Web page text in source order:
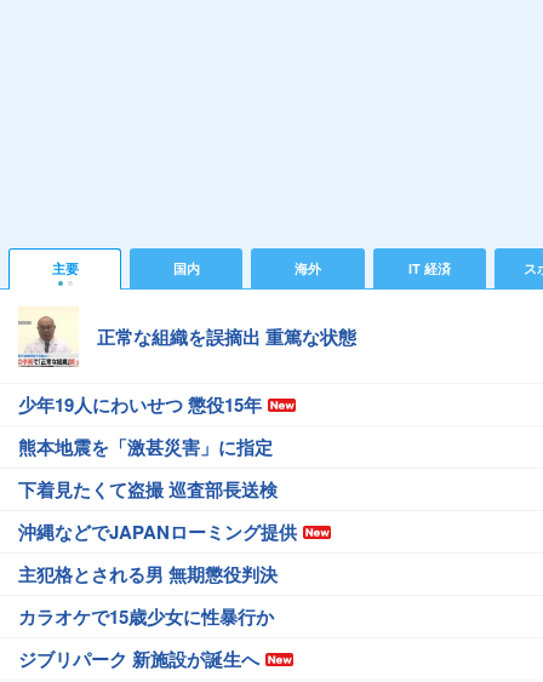
主要 国内 海外 IT 経済 ス
正常な組織を誤摘出 重篤な状態
少年19人にわいせつ 懲役15年
熊本地震を「激甚災害」に指定
下着見たくて盗撮 巡査部長送検
沖縄などでJAPANローミング提供
主犯格とされる男 無期懲役判決
カラオケで15歳少女に性暴行か
ジブリパーク 新施設が誕生へ